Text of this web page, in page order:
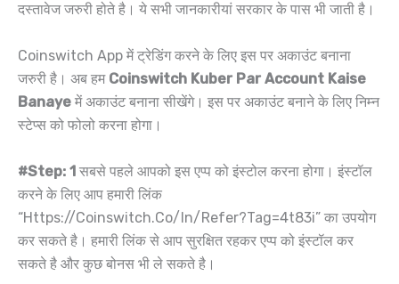
दस्तावेज जरुरी होते है। ये सभी जानकारीयां सरकार के पास भी जाती है।
Coinswitch App में ट्रेडिंग करने के लिए इस पर अकाउंट बनाना
जरुरी है। अब हम Coinswitch Kuber Par Account Kaise
Banaye में अकाउंट बनाना सीखेंगे। इस पर अकाउंट बनाने के लिए निम्न
स्टेप्स को फोलो करना होगा।
#Step: 1 सबसे पहले आपको इस एप्प को इंस्टोल करना होगा। इंस्टॉल
करने के लिए आप हमारी लिंक
“Https://Coinswitch.Co/In/Refer?Tag=4t83i” का उपयोग
कर सकते है। हमारी लिंक से आप सुरक्षित रहकर एप्प को इंस्टॉल कर
सकते है और कुछ बोनस भी ले सकते है।